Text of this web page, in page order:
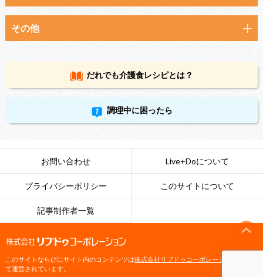
その他
だれでも介護食レシピとは？
調理中に困ったら
お問い合わせ Live+Doについて
プライバシーポリシー このサイトについて
記事制作者一覧
このサイトならびにサイト内のコンテンツは株式会社リブドゥコーポレーション
て運営されています。